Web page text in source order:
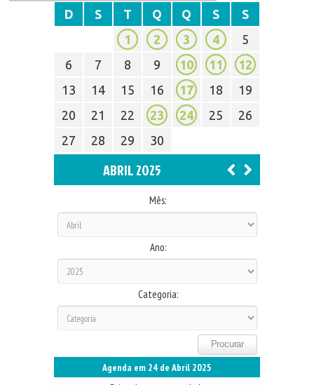
D S T Q Q S
S
1
2 3 4
5
6
7 8 9 10 11
12
13
14 15 16 17 18
19
20
21 22 23 24 25
26
27
28 29 30
ABRIL 2025
Mês:
Ano:
Categoria:
Agenda em 24 de Abril 2025